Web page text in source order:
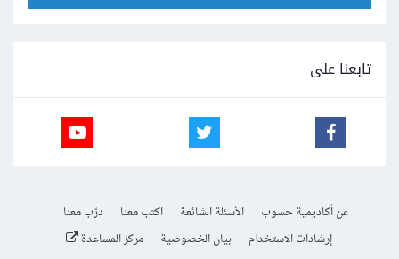
تابعنا على
عن أكاديمية حسوب الأسئلة الشائعة اكتب معنا
درّب معنا
إرشادات الاستخدام
بيان الخصوصية مركز المساعدة